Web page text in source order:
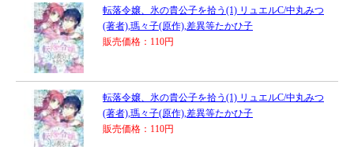
転落令嬢、氷の貴公子を拾う(1) リュエルC/中丸みつ
(著者),瑪々子(原作),差異等たかひ子
販売価格：110円
転落令嬢、氷の貴公子を拾う(1) リュエルC/中丸みつ
(著者),瑪々子(原作),差異等たかひ子
販売価格：110円